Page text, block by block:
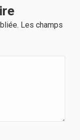
Les champs